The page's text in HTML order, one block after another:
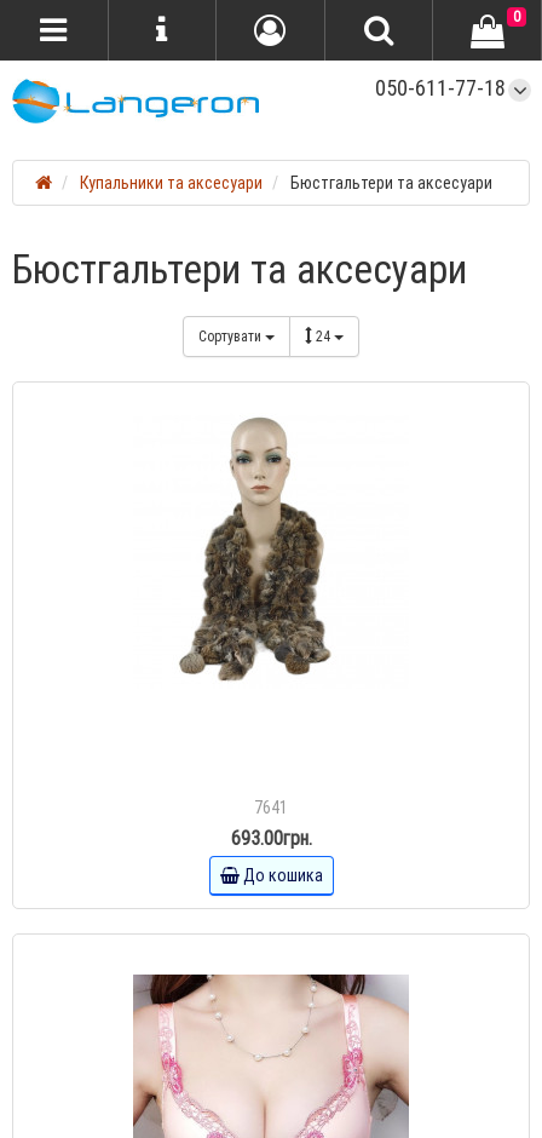
050-611-77-18
0
Купальники та аксесуари Бюстгальтери та аксесуари
Бюстгальтери та аксесуари
Сортувати 24
7641
693.00грн.
До кошика